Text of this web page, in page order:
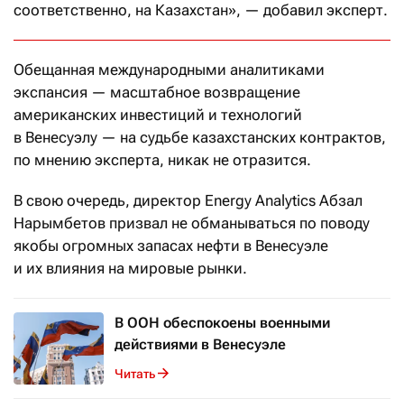
соответственно, на Казахстан», — добавил эксперт.
Обещанная международными аналитиками
экспансия — масштабное возвращение
американских инвестиций и технологий
в Венесуэлу — на судьбе казахстанских контрактов,
по мнению эксперта, никак не отразится.
В свою очередь, директор Energy Analytics Абзал
Нарымбетов призвал не обманываться по поводу
якобы огромных запасах нефти в Венесуэле
и их влияния на мировые рынки.
В ООН обеспокоены военными
действиями в Венесуэле
Читать